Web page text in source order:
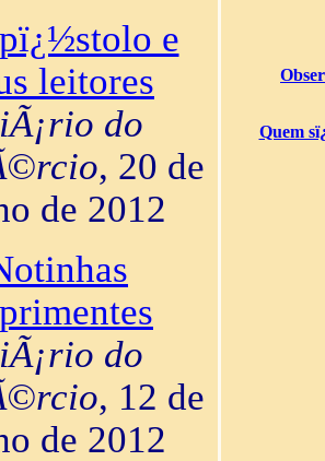
e
leitores
do
, 20 de
de 2012
do
, 12 de
de 2012
Quem